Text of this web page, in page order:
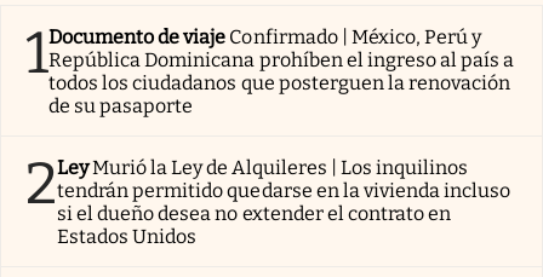
1Documento de viaje Confirmado | México, Perú y
República Dominicana prohíben el ingreso al país a
todos los ciudadanos que posterguen la renovación
de su pasaporte
2LeyMurió la Ley de Alquileres | Los inquilinos
tendrán permitido quedarse en la vivienda incluso
si el dueño desea no extender el contrato en
Estados Unidos